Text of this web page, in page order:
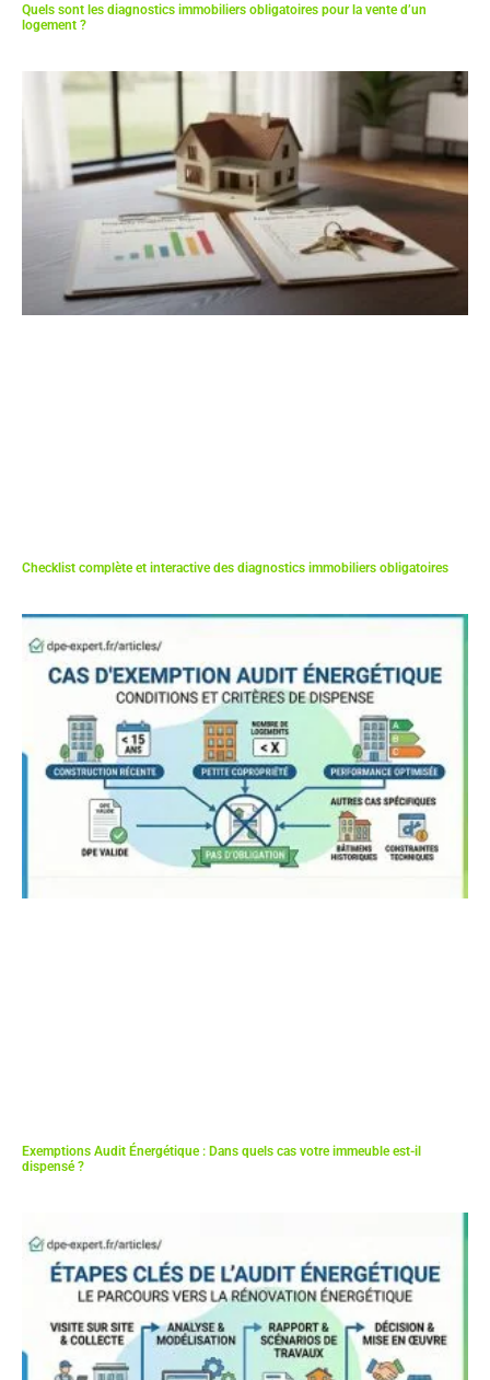
Quels sont les diagnostics immobiliers obligatoires pour la vente d’un
logement ?
Checklist complète et interactive des diagnostics immobiliers obligatoires
Exemptions Audit Énergétique : Dans quels cas votre immeuble est-il
dispensé ?